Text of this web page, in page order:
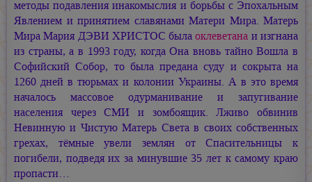
методы подавления инакомыслия и борьбы с Эпохальным
Явлением и принятием славянами Матери Мира. Матерь
МираМария ДЭВИ ХРИСТОС былаоклеветана и изгнана
из страны, а в 1993 году, когда Она вновь тайно Вошла в
Софийский Собор, то была предана суду и сокрыта на
1260 дней в тюрьмах и колонии Украины. А в это время
началось массовое одурманивание и запугивание
населения через СМИ и зомбоящик. Лживо обвинив
Невинную и Чистую Матерь Света в своих собственных
грехах, тёмные увели землян от Спасительницы к
погибели, подведя их за минувшие 35 лет к самому краю
пропасти…